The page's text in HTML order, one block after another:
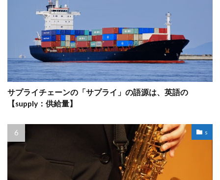
サプライチェーンの「サプライ」の語源は、英語の
【supply：供給量】
s